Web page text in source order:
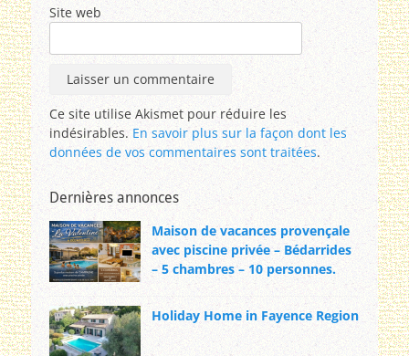
Site web
Ce site utilise Akismet pour réduire les
indésirables.En savoir plus sur la façon dont les
données de vos commentaires sont traitées.
Dernières annonces
Maison de vacances provençale
avec piscine privée – Bédarrides
– 5 chambres – 10 personnes.
Holiday Home in Fayence Region